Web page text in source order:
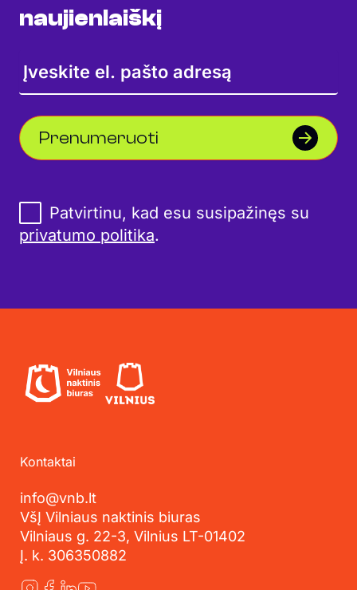
naujienlaiškį
Prenumeruoti
Patvirtinu, kad esu susipažinęs su
privatumo politika.
Kontaktai
info@vnb.lt
VšĮ Vilniaus naktinis biuras
Vilniaus g. 22-3, Vilnius LT-01402
Į. k. 306350882